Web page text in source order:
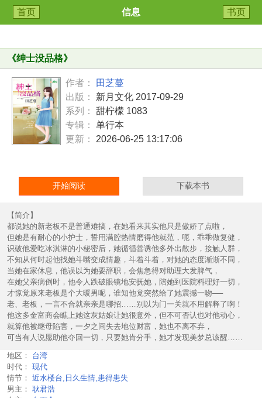
首页 信息 书页
《绅士没品格》
作者：
田芝蔓
出版：
新月文化 2017-09-29
系列：
甜柠檬 1083
专辑：
单行本
更新：
2026-06-25 13:17:06
开始阅读 下载本书
【简介】
都说她的新老板不是普通难搞，在她看来其实他只是傲娇了点啦，
但她是有耐心的小护士，誓用满腔热情磨得他就范，呃，乖乖做复健，
识破他爱吃冰淇淋的小秘密后，她循循善诱他多外出散步，接触人群，
不知从何时起他找她斗嘴变成情趣，斗着斗着，对她的态度渐渐不同，
当她在家休息，他误以为她要辞职，会焦急得对助理大发脾气，
在她父亲病倒时，他令人跌破眼镜地安抚她，陪她到医院料理好一切，
才惊觉原来老板是个大暖男呢，谁知他竟突然给了她震撼一吻──
老、老板，一言不合就亲亲是哪招……别以为门一关就不用解释了啊！
他这多金富商会瞧上她这灰姑娘让她很意外，但不可否认也对他动心，
就算他被继母陷害，一夕之间失去地位财富，她也不离不弃，
可当有人说愿助他夺回一切，只要她肯分手，她才发现美梦总该醒……
地区：
台湾
时代： 现代
情节： 近水楼台,日久生情,患得患失
男主： 耿君浩